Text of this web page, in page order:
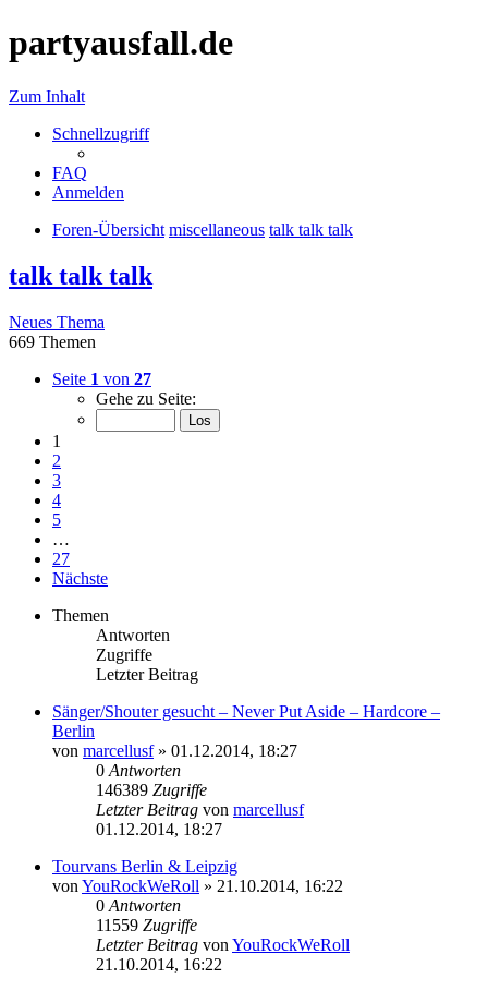
partyausfall.de
Zum Inhalt
Schnellzugriff
FAQ
Anmelden
Foren-Übersicht miscellaneous talk talk talk
talk talk talk
Neues Thema
669 Themen
Seite 1 von 27
Gehe zu Seite:
1
2
3
4
5
…
27
Nächste
Themen
Antworten
Zugriffe
Letzter Beitrag
Sänger/Shouter gesucht – Never Put Aside – Hardcore –
Berlin
von marcellusf» 01.12.2014, 18:27
0 Antworten
146389 Zugriffe
Letzter Beitrag von marcellusf
01.12.2014, 18:27
Tourvans Berlin & Leipzig
von YouRockWeRoll » 21.10.2014, 16:22
0 Antworten
11559 Zugriffe
Letzter Beitrag von YouRockWeRoll
21.10.2014, 16:22